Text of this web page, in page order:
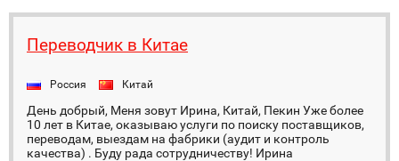
Переводчик в Китае
Россия Китай
День добрый, Меня зовут Ирина, Китай, Пекин Уже более
10 лет в Китае, оказываю услуги по поиску поставщиков,
переводам, выездам на фабрики (аудит и контроль
качества) . Буду рада сотрудничеству! Ирина